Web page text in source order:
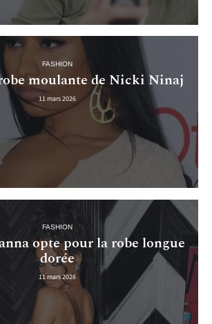
FASHION
moulante de Nicki Ninaj
11 mars 2026
FASHION
opte pour la robe longue
dorée
11 mars 2026